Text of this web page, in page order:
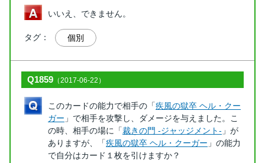
いいえ、できません。
タグ： 個別
Q1859 （2017-06-22）
このカードの能力で相手の「疾風の獄卒 ヘル・クー
ガー 」で相手を攻撃し、ダメージを与えました。こ
の時、相手の場に「裁きの門 -ジャッジメント- 」が
ありますが、「疾風の獄卒 ヘル・クーガー 」の能力
で自分はカード１枚を引けますか？